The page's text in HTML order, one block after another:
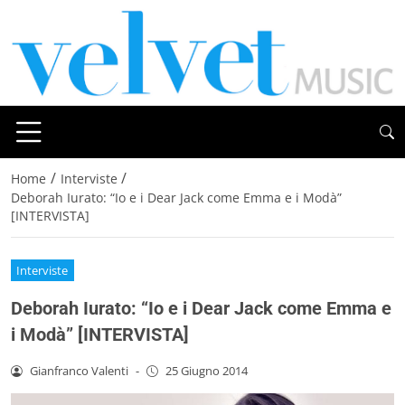
Home / Interviste /
Deborah Iurato: “Io e i Dear Jack come Emma e i Modà”
[INTERVISTA]
Interviste
Deborah Iurato: “Io e i Dear Jack come Emma e
i Modà” [INTERVISTA]
Gianfranco Valenti - 25 Giugno 2014